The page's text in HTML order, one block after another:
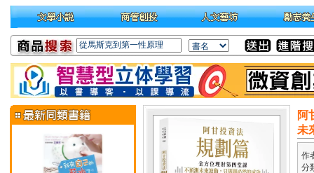
阿
未
作
分